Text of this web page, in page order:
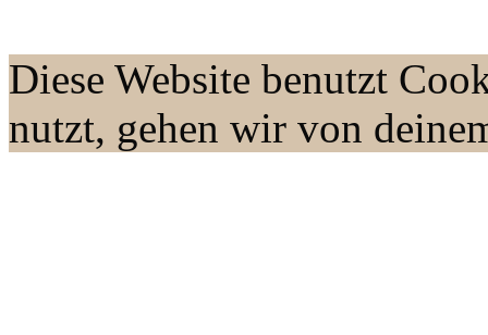
Diese Website benutzt
nutzt, gehen wir von